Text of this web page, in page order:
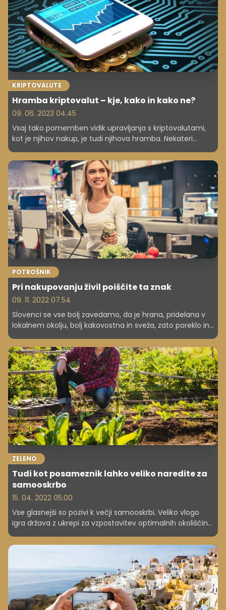
KRIPTOVALUTE
Hramba kriptovalut – kje, kako in kako ne?
09. 06. 2023 04.45
Vsaj tako pomemben vidik upravljanja s kriptovalutami,
kot je njihov nakup, je tudi njihova hramba. Nekateri
primeri iz nedavne preteklosti so nas naučili, da je
mogoče to celo najbolj pomemben vidik, saj nam
popolnoma nič ne pomaga, če uspešno opravimo
nakup, potem pa zaradi naše (delne) krivde ali pa krivde
nekoga drugega vsa ta kripto sredstva izgubimo.
POTROŠNIK
Pri nakupovanju živil poiščite ta znak
09. 11. 2022 07.54
Slovenci se vse bolj zavedamo, da je hrana, pridelana v
lokalnem okolju, bolj kakovostna in sveža, zato poreklo in
tradicija za nas postajata pomembnejša od cene.
Sestavine iz lokalnega okolja so popoln izbor za pripravo
tipičnih slovenskih jedi, ki so del naše tradicije. Imajo
bogato zgodovino in edinstven značaj, zato si zaslužijo
biti naš prvi izbor pri nakupovanju.
ZELENO
Tudi kot posameznik lahko veliko naredite za
samooskrbo
15. 04. 2022 05.00
Vse glasnejši so pozivi k večji samooskrbi. Veliko vlogo
igra država z ukrepi za vzpostavitev optimalnih okoliščin
za kmetovanje, sadjarstvo, rejo in pridelavo živil. Veliko
lahko seveda stori tudi posameznik, kajti vsak obdelan vrt
šteje. Četudi niste ravno kmet in nimate kmetije, lahko
na podeželju marsikaj sami pridelate na vrtu, lahko
denimo gojite kokoši za meso in jajca ali posadite
jablano. Manj je sicer možnosti v mestu, a so.